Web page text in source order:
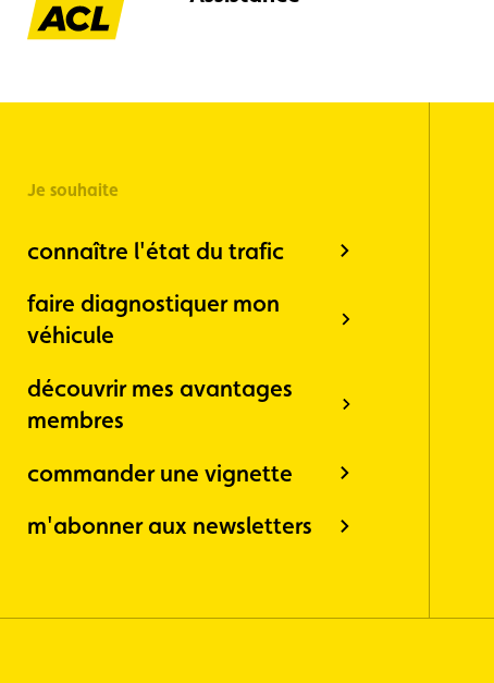
Je souhaite
connaître l'état du trafic
faire diagnostiquer mon
véhicule
découvrir mes avantages
membres
commander une vignette
m'abonner aux newsletters